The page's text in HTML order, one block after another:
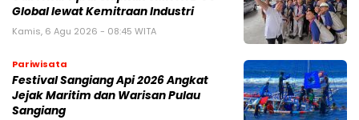
Global lewat Kemitraan Industri
Kamis, 6 Agu 2026 - 08:45 WITA
Pariwisata
Festival Sangiang Api 2026 Angkat
Jejak Maritim dan Warisan Pulau
Sangiang